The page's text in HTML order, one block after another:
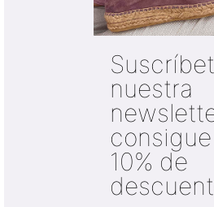
nuestra
10% de